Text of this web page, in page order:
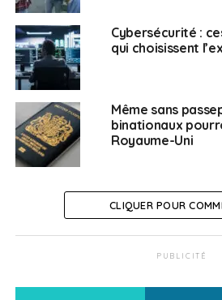
SUJETS ASSOCIÉS:
JAPON
PARLEMENTAIRE VACCINS
A SUIVRE
Jeux Olympiques : le Japon
arrivées sur son territoire
NE RATEZ PAS
La Villa Albertine, un nouveau
résidences aux USA
Français à
Cybersécurité :
qui choisissent
Même sans
binationaux
Royaume-Uni
CLIQUER POUR
PUBLICITÉ